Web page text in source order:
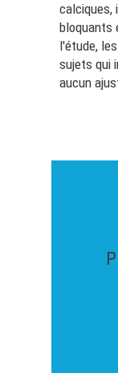
calciques,
bloquants
l'étude, les
sujets qui
aucun